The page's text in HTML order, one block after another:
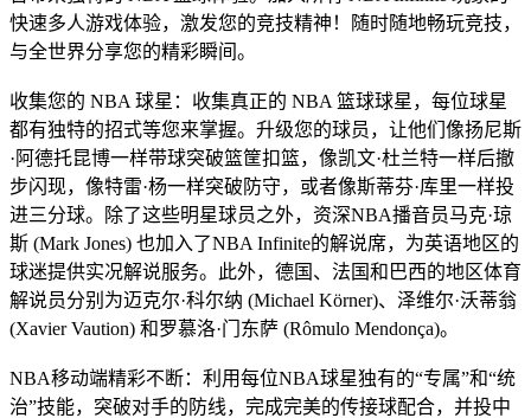
快速多人游戏体验，激发您的竞技精神！随时随地畅玩竞技，
与全世界分享您的精彩瞬间。
收集您的 NBA 球星：收集真正的 NBA 篮球球星，每位球星
都有独特的招式等您来掌握。升级您的球员，让他们像扬尼斯
·阿德托昆博一样带球突破篮筐扣篮，像凯文·杜兰特一样后撤
步闪现，像特雷·杨一样突破防守，或者像斯蒂芬·库里一样投
进三分球。除了这些明星球员之外，资深NBA播音员马克·琼
斯 (Mark Jones) 也加入了NBA Infinite的解说席，为英语地区的
球迷提供实况解说服务。此外，德国、法国和巴西的地区体育
解说员分别为迈克尔·科尔纳 (Michael Körner)、泽维尔·沃蒂翁
(Xavier Vaution) 和罗慕洛·门东萨 (Rômulo Mendonça)。
NBA移动端精彩不断：利用每位NBA球星独有的“专属”和“统
治”技能，突破对手的防线，完成完美的传接球配合，并投中